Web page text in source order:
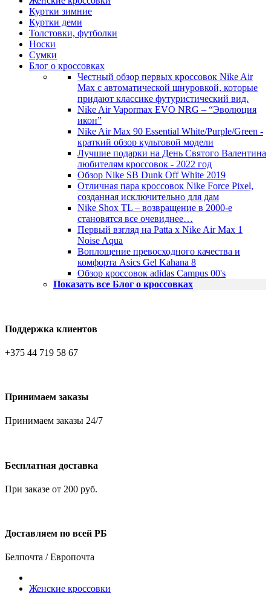
Куртки зимние
Куртки деми
Толстовки, футболки
Носки
Сумки
Блог о кроссовках
Честный обзор первых кроссовок Nike Air
Max с автоматической шнуровкой, которые
придают классике футуристический вид.
Nike Air Vapormax EVO NRG – “Эволюция
икон”
Nike Air Max 90 Essential White/Purple/Green -
краткий обзор культовой модели
Лучшие подарки на День Святого Валентина
любителям кроссовок - 2022 год
Обзор Nike SB Dunk Off White 2019
Отличная пара кроссовок Nike Force Pixel,
созданная исключительно для дам
Nike Shox TL – возвращение в 2000-е
становятся все очевиднее…
Первый взгляд на Patta x Nike Air Max 1
Noise Aqua
Воплощение превосходного качества и
комфорта Asics Gel Kahana 8
Обзор кроссовок adidas Campus 00's
Показать все Блог о кроссовках
Поддержка клиентов
+375 44 719 58 67
Принимаем заказы
Принимаем заказы 24/7
Бесплатная доставка
При заказе от 200 руб.
Доставляем по всей РБ
Белпочта / Европочта
Женские кроссовки